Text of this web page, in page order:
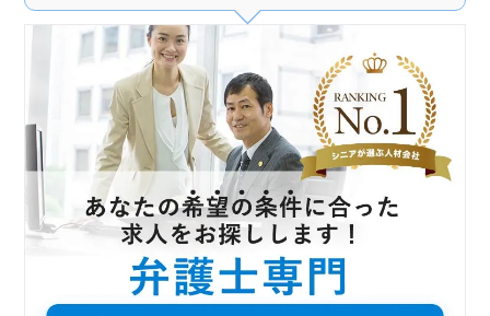
ら徒歩3分という好立地にあります。車通勤も可能で、駐
車場も無料です。週休2日制で、残業も少なめなので、プ
ライベートの時間も大切にできます。社会保険完備や個
人受任可能、弁護士費用事務所負担可などの福利厚生も
充実しています。中高年の方々が活躍できる環境が整っ
ています。